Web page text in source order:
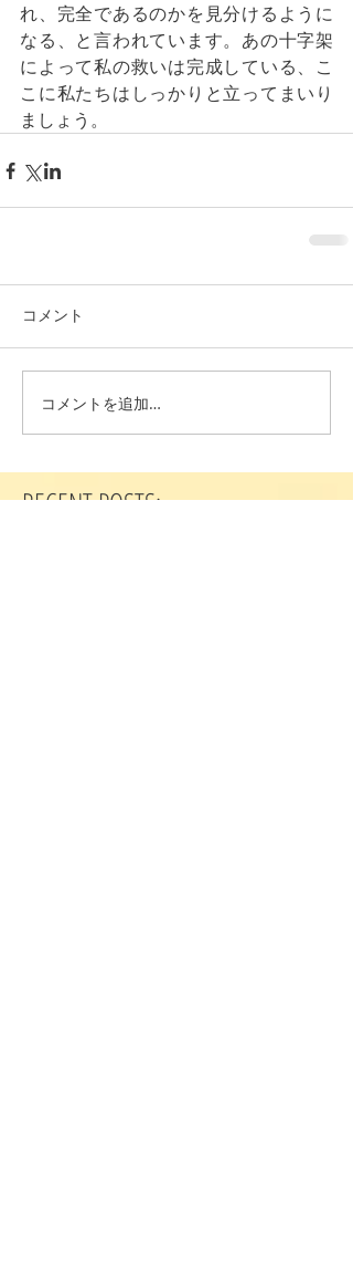
れ、完全であるのかを見分けるように
なる、と言われています。あの十字架
によって私の救いは完成している、こ
こに私たちはしっかりと立ってまいり
ましょう。
コメント
コメントを追加…
RECENT POSTS: